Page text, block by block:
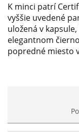
K minci patrí
vyššie uvedené
uložená v kapsule,
elegantnom
popredné miesto